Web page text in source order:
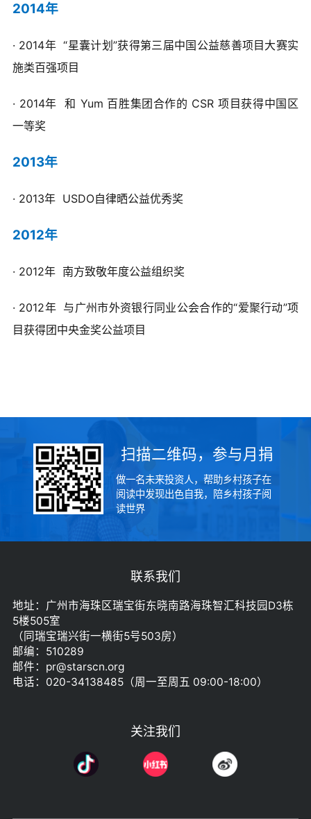
2014年
· 2014年“星囊计划”获得第三届中国公益慈善项目大赛实
施类百强项目
· 2014年 和 Yum 百胜集团合作的 CSR 项目获得中国区
一等奖
2013年
· 2013年 USDO自律晒公益优秀奖
2012年
· 2012年 南方致敬年度公益组织奖
· 2012年 与广州市外资银行同业公会合作的“爱聚行动”项
目获得团中央金奖公益项目
扫描二维码，参与月捐
做一名未来投资人，帮助乡村孩子在
阅读中发现出色自我，陪乡村孩子阅
读世界
联系我们
地址：广州市海珠区瑞宝街东晓南路海珠智汇科技园D3栋
5楼505室
（同瑞宝瑞兴街一横街5号503房）
邮编：510289
邮件：pr@starscn.org
电话：020-34138485（周一至周五 09:00-18:00）
关注我们